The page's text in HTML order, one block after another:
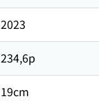
2023
234,6p
19cm